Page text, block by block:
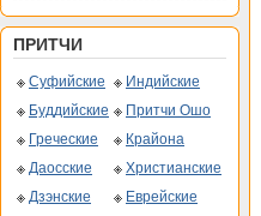
ПРИТЧИ
Суфийские
Индийские
Буддийские
Притчи Ошо
Греческие
Крайона
Даосские
Христианские
Дзэнские
Еврейские